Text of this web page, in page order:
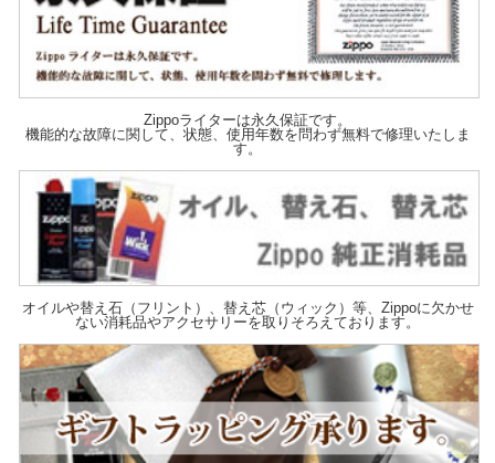
Zippoライターは永久保証です。
機能的な故障に関して、状態、使用年数を問わず無料で修理いたしま
す。
オイルや替え石（フリント）、替え芯（ウィック）等、Zippoに欠かせ
ない消耗品やアクセサリーを取りそろえております。